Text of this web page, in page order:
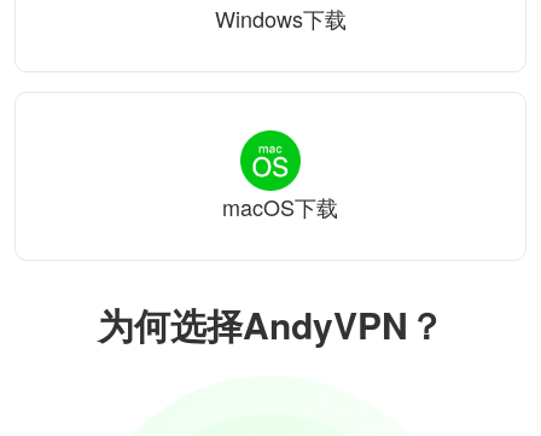
为何选择AndyVPN？
Windows下载
macOS下载